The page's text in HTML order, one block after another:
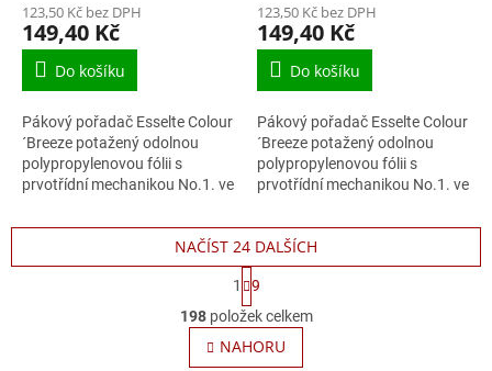
123,50 Kč bez DPH
149,40 Kč
Do košíku
Pákový pořadač Esselte Colour
´Breeze potažený odolnou
polypropylenovou fólii s
prvotřídní mechanikou No.1. ve
moderním embosingem.
123,50 Kč bez DPH
149,40 Kč
Do košíku
Pákový pořadač Esselte Colour
´Breeze potažený odolnou
polypropylenovou fólii s
prvotřídní mechanikou No.1. ve
moderním embosingem.
O
v
l
NAČÍST 24 DALŠÍCH
S
t
r
á
n
1
9
198položek celkem
NAHORU